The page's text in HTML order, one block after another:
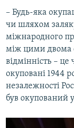
– Будь-яка
чи шляхом
міжнародного
між цими двома
відмінність – це
окуповані 1944
незалежності
був окупований